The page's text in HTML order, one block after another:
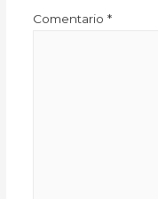
Comentario *